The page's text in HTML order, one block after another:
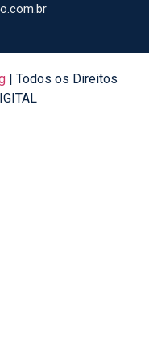
| Todos os Direitos